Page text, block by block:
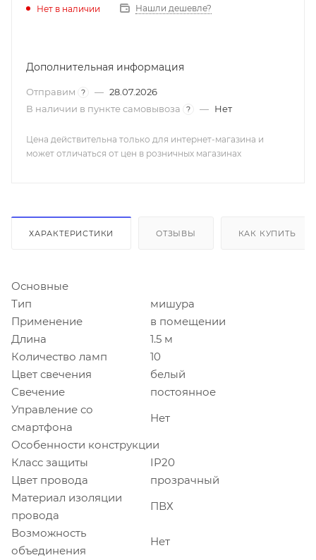
Нет в наличии Нашли дешевле?
Дополнительная информация
Отправим ? — 28.07.2026
В наличии в пункте самовывоза
? — Нет
Цена действительна только для интернет-магазина и
может отличаться от цен в розничных магазинах
ХАРАКТЕРИСТИКИ ОТЗЫВЫ КАК КУПИТЬ
Основные
Тип
мишура
Применение
в помещении
Длина
1.5 м
Количество ламп
10
Цвет свечения
белый
Свечение
постоянное
Управление со
смартфона
Нет
Особенности конструкции
Класс защиты
IP20
Цвет провода
прозрачный
Материал изоляции
провода
ПВХ
Возможность
объединения
Нет